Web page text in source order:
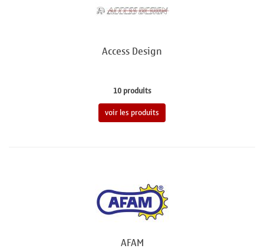
Access Design
10 produits
voir les produits
AFAM